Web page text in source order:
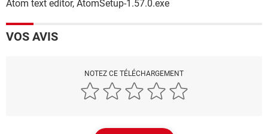
Atom text editor, AtomSetup-1.57.0.exe
VOS AVIS
NOTEZ CE TÉLÉCHARGEMENT